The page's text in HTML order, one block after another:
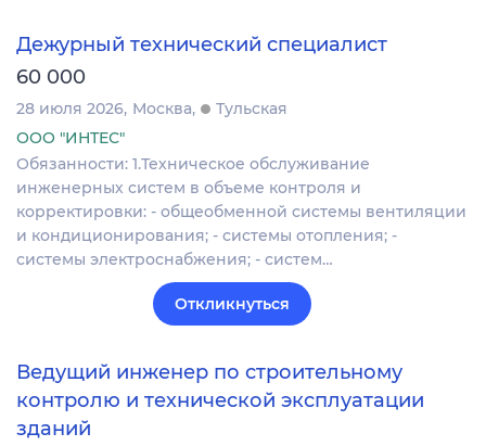
Дежурный технический специалист
60 000
28 июля 2026 Москва
Тульская
ООО "ИНТЕС"
Обязанности: 1.Техническое обслуживание
инженерных систем в объеме контроля и
корректировки: - общеобменной системы вентиляции
и кондиционирования; - системы отопления; -
системы электроснабжения; - систем…
Откликнуться
Ведущий инженер по строительному
контролю и технической эксплуатации
зданий